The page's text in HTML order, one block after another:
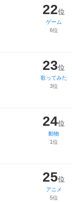
22位
ゲーム
6位
23位
歌ってみた
3位
24位
動物
1位
25位
アニメ
5位